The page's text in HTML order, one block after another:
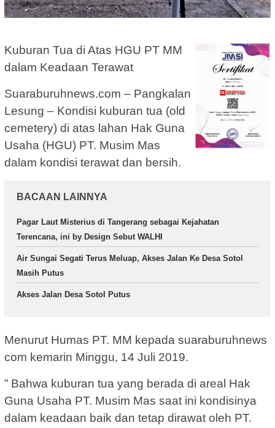
Kuburan Tua di Atas HGU PT MM
dalam Keadaan Terawat
Suaraburuhnews.com – Pangkalan
Lesung – Kondisi kuburan tua (old
cemetery) di atas lahan Hak Guna
Usaha (HGU) PT. Musim Mas
dalam kondisi terawat dan bersih.
BACAAN LAINNYA
Pagar Laut Misterius di Tangerang sebagai Kejahatan
Terencana, ini by Design Sebut WALHI
Air Sungai Segati Terus Meluap, Akses Jalan Ke Desa Sotol
Masih Putus
Akses Jalan Desa Sotol Putus
Menurut Humas PT. MM kepada suaraburuhnews
com kemarin Minggu, 14 Juli 2019.
” Bahwa kuburan tua yang berada di areal Hak
Guna Usaha PT. Musim Mas saat ini kondisinya
dalam keadaan baik dan tetap dirawat oleh PT.